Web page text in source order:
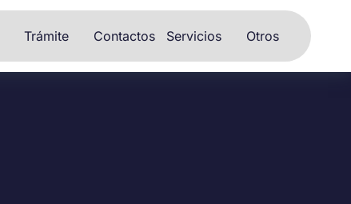
Trámite Contactos Servicios Otros